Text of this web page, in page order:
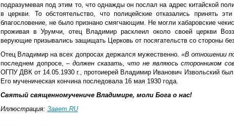
подразумевая под этим то, что однажды он послал на адрес китайской
в церкви. То обстоятельство, что полицейские отказались принять
благословение, не было признано смягчающим. Не могли хабаровские
проживая в Урумчи, отец Владимир расклеил около своей церкви
верующие призывались защищать Церковь от посягательств со стороны
Отец Владимир на всех допросах держался мужественно. «В отношении
последнем допросе, – должен сказать, что не являюсь сторонником
ОГПУ ДВК от 14.05.1930 г., протоиерей Владимир Иванович Извольский
Его мученическая кончина последовала 16 мая 1930 года.
Святый cвященномучениче Владимире, моли Бога о нас!
Иллюстрация: Завет.RU